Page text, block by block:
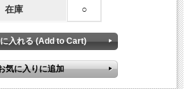
在庫 ○